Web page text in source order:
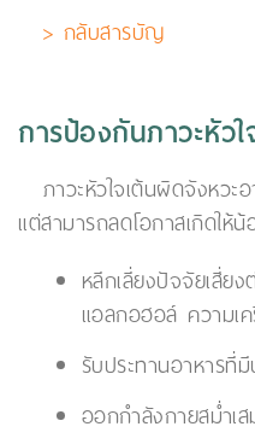
> กลับสารบัญ
การป้องกันภาวะหัว
ภาวะหัวใจเต้นผิดจังหวะ
แต่สามารถลดโอกาสเกิดให้
หลีกเลี่ยงปัจจัยเสี่ย
แอลกอฮอล์ ความเ
รับประทานอาหารที่มี
ออกกำลังกายสม่ำเ